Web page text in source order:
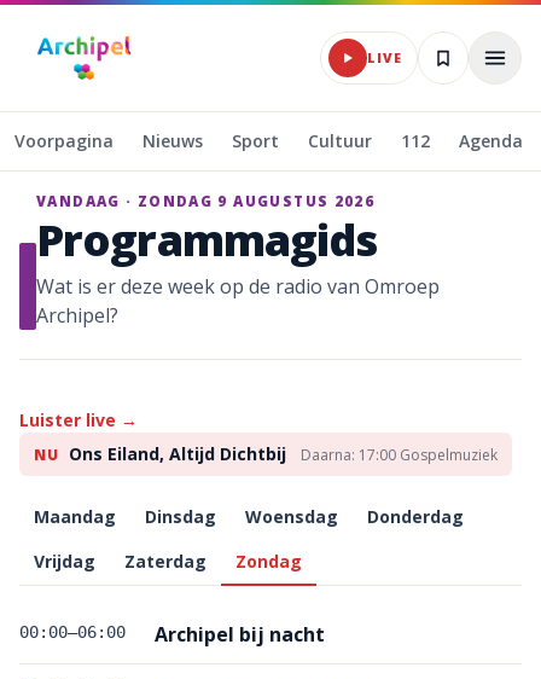
Naar hoofdinhoud
LIVE
Voorpagina Nieuws Sport Cultuur 112 Agenda
VANDAAG · ZONDAG 9 AUGUSTUS 2026
Programmagids
Wat is er deze week op de radio van Omroep
Archipel?
Luister live →
NU Ons Eiland, Altijd Dichtbij Daarna: 17:00 Gospelmuziek
Maandag Dinsdag Woensdag
Donderdag
Vrijdag
Zaterdag Zondag
00:00–06:00 Archipel bij nacht